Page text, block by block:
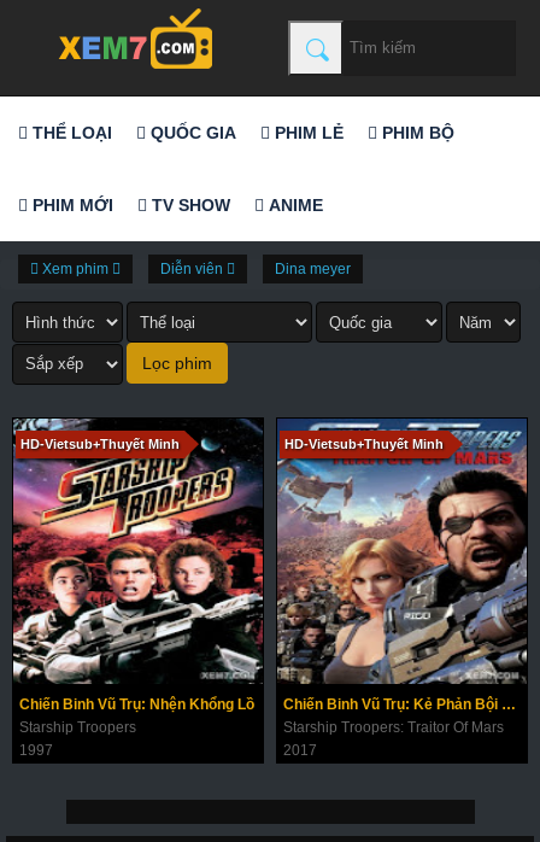
THỂ LOẠI QUỐC GIA PHIM LẺ PHIM BỘ
PHIM MỚI TV SHOW ANIME
Xem phim Diễn viên Dina meyer
HD-Vietsub+Thuyết Minh
Chiến Binh Vũ Trụ: Nhện Khổng Lồ
Starship Troopers
1997
HD-Vietsub+Thuyết Minh
Chiến Binh Vũ Trụ: Kẻ Phản Bội Sao Hỏa
Starship Troopers: Traitor Of Mars
2017